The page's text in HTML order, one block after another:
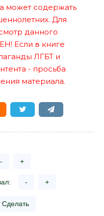
может содержать
Для
данного
Если в книге
ЛГБТ и
- просьба
материала.
- +
- +
Сделать